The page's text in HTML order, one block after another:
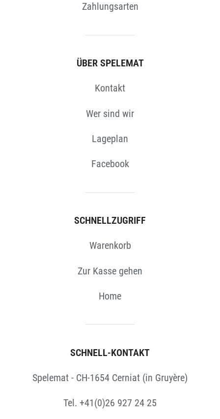
Zahlungsarten
ÜBER SPELEMAT
Kontakt
Wer sind wir
Lageplan
Facebook
SCHNELLZUGRIFF
Warenkorb
Zur Kasse gehen
Home
SCHNELL-KONTAKT
Spelemat - CH-1654 Cerniat (in Gruyère)
Tel. +41(0)26 927 24 25